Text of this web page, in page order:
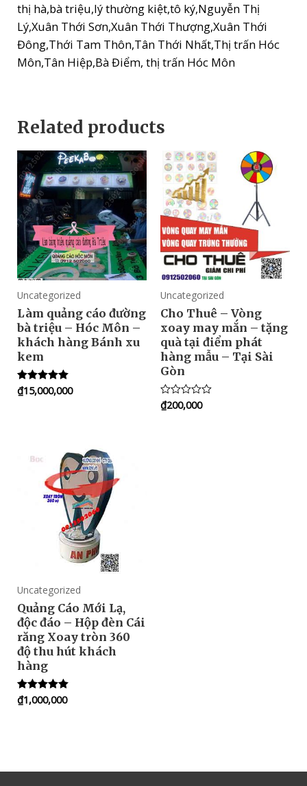
thị hà,bà triệu,lý thường kiệt,tô ký,Nguyễn Thị
Lý,Xuân Thới Sơn,Xuân Thới Thượng,Xuân Thới
Đông,Thới Tam Thôn,Tân Thới Nhất,Thị trấn Hóc
Môn,Tân Hiệp,Bà Điểm, thị trấn Hóc Môn
Related products
Uncategorized
Làm quảng cáo đường
bà triệu – Hóc Môn –
khách hàng Bánh xu
kem
Rated
5.00
₫15,000,000
Uncategorized
Cho Thuê – Vòng
xoay may mắn – tặng
quà tại điểm phát
hàng mẫu – Tại Sài
Gòn
Rated
0
₫200,000
Uncategorized
Quảng Cáo Mới Lạ,
độc đáo – Hộp đèn Cái
răng Xoay tròn 360
độ thu hút khách
hàng
Rated
5.00
₫1,000,000